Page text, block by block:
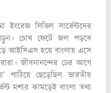
ইংরেজ সিভিল সার্ভেন্টদের
পড়ুন। চোখ ফেটে জল পড়বে
আইসিএস হয়ে বাংলায় এসে
জীবনানন্দের ঢের আগে
পাঠিয়ে ছেড়েছিল ভারতীয়
মশার কামড়েই বাংলা তথা